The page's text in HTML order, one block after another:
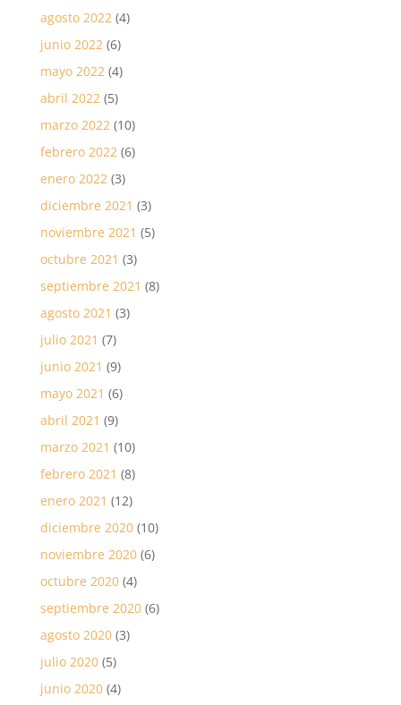
agosto 2022 (4)
junio 2022 (6)
mayo 2022 (4)
abril 2022 (5)
marzo 2022 (10)
febrero 2022 (6)
enero 2022 (3)
diciembre 2021 (3)
noviembre 2021 (5)
octubre 2021 (3)
septiembre 2021 (8)
agosto 2021 (3)
julio 2021 (7)
junio 2021 (9)
mayo 2021 (6)
abril 2021 (9)
marzo 2021 (10)
febrero 2021 (8)
enero 2021 (12)
diciembre 2020(10)
noviembre 2020(6)
octubre 2020(4)
septiembre 2020(6)
agosto 2020(3)
julio 2020(5)
junio 2020(4)